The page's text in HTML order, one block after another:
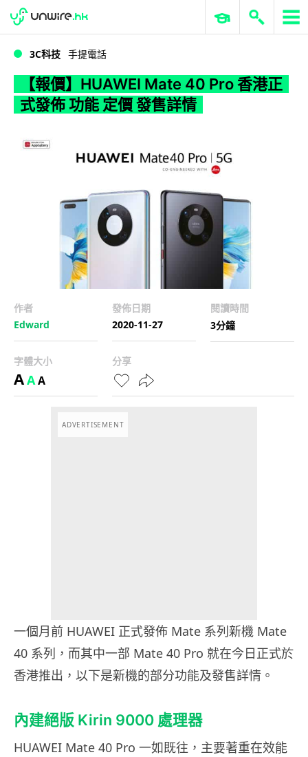
WWDC 2026 ERP 與商業 AI
3C科技 手提電話
【報價】HUAWEI Mate 40 Pro 香港正
式發佈 功能 定價 發售詳情
作者
Edward
發佈日期
2020-11-27
閱讀時間
3分鐘
字體大小
AAA
分享
ADVERTISEMENT
一個月前 HUAWEI 正式發佈 Mate 系列新機 Mate
40 系列，而其中一部 Mate 40 Pro 就在今日正式於
香港推出，以下是新機的部分功能及發售詳情。
內建絕版 Kirin 9000 處理器
HUAWEI Mate 40 Pro 一如既往，主要著重在效能